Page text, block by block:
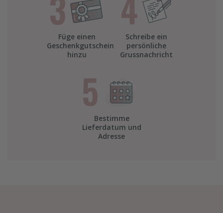
Füge einen
Geschenkgutschein
hinzu
Schreibe ein
persönliche
Grussnachricht
Bestimme
Lieferdatum und
Adresse